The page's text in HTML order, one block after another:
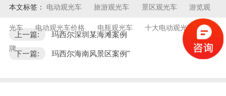
本文标签： 电动观光车 旅游观光车 景区观光车 游览观
光车 电动观光车价格 电瓶观光车 十大电动观光车品
牌
上一篇: 玛西尔深圳某海滩案例
下一篇: 玛西尔海南风景区案例"